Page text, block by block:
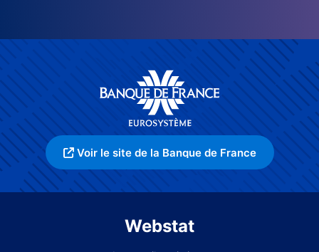
Voir le site de la Banque de France
Webstat